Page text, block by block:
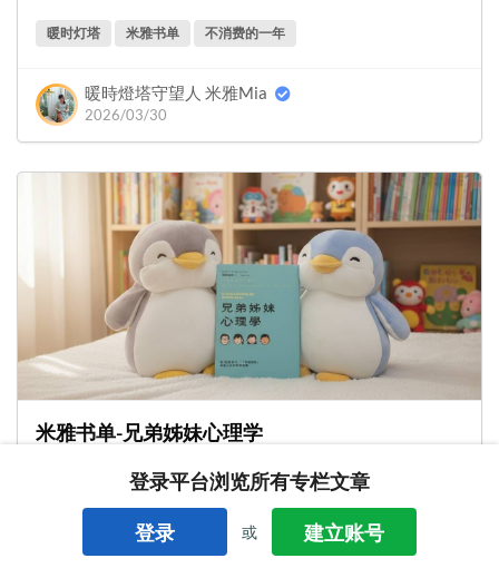
暖时灯塔 米雅书单 不消费的一年
暖時燈塔守望人 米雅Mia
2026/03/30
米雅书单-兄弟姊妹心理学
米雅书单 兄弟姊妹心理学
暖時燈塔守望人 米雅Mia
2026/03/12
登录平台浏览所有专栏文章
登录 或 建立账号